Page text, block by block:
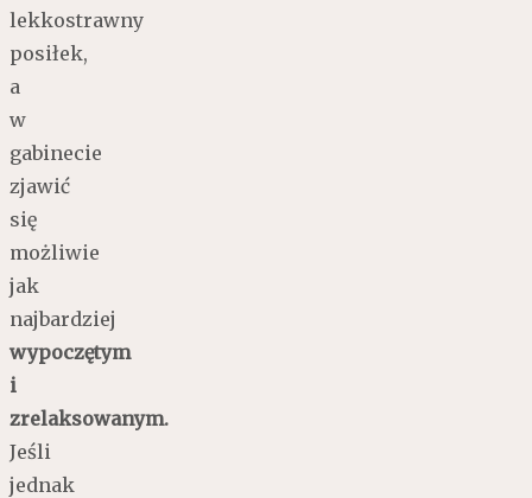
lekkostrawny
posiłek,
a
w
gabinecie
zjawić
się
możliwie
jak
najbardziej
wypoczętym
i
zrelaksowanym.
Jeśli
jednak